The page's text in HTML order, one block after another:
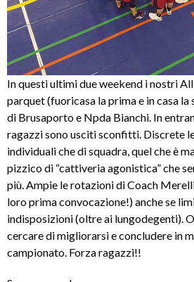
In questi ultimi due weekend i nostri
parquet (fuoricasa la prima e in casa la
di Brusaporto e Npda Bianchi. In
ragazzi sono usciti sconfitti. Discrete
individuali che di squadra, quel che è
pizzico di “cattiveria agonistica” che
più. Ampie le rotazioni di Coach
loro prima convocazione!) anche se
indisposizioni (oltre ai lungodegenti).
cercare di migliorarsi e concludere in
campionato. Forza ragazzi!!